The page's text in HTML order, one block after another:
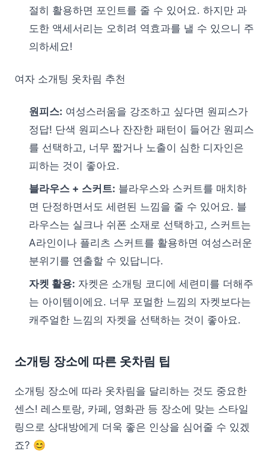
절히 활용하면 포인트를 줄 수 있어요. 하지만 과
도한 액세서리는 오히려 역효과를 낼 수 있으니 주
의하세요!
여자 소개팅 옷차림 추천
원피스: 여성스러움을 강조하고 싶다면 원피스가
정답! 단색 원피스나 잔잔한 패턴이 들어간 원피스
를 선택하고, 너무 짧거나 노출이 심한 디자인은
피하는 것이 좋아요.
블라우스 + 스커트: 블라우스와 스커트를 매치하
면 단정하면서도 세련된 느낌을 줄 수 있어요. 블
라우스는 실크나 쉬폰 소재로 선택하고, 스커트는
A라인이나 플리츠 스커트를 활용하면 여성스러운
분위기를 연출할 수 있답니다.
자켓 활용: 자켓은 소개팅 코디에 세련미를 더해주
는 아이템이에요. 너무 포멀한 느낌의 자켓보다는
캐주얼한 느낌의 자켓을 선택하는 것이 좋아요.
소개팅 장소에 따른 옷차림 팁
소개팅 장소에 따라 옷차림을 달리하는 것도 중요한
센스! 레스토랑, 카페, 영화관 등 장소에 맞는 스타일
링으로 상대방에게 더욱 좋은 인상을 심어줄 수 있겠
죠? 😊